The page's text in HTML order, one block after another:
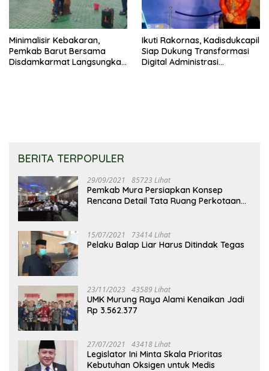
Minimalisir Kebakaran,
Pemkab Barut Bersama
Disdamkarmat Langsungkan
Ikuti Rakornas, Kadisdukcapil
Siap Dukung Transformasi
Digital Administrasi
BERITA TERPOPULER
29/09/2021 85723 Lihat
Pemkab Mura Persiapkan Konsep
Rencana Detail Tata Ruang Perkotaan
15/07/2021 73414 Lihat
Pelaku Balap Liar Harus Ditindak Tegas
23/11/2023 43589 Lihat
UMK Murung Raya Alami Kenaikan Jadi
Rp 3.562.377
27/07/2021 43418 Lihat
Legislator Ini Minta Skala Prioritas
Kebutuhan Oksigen untuk Medis